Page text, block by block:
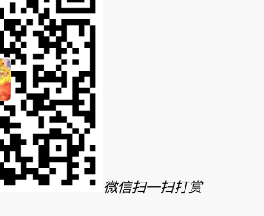
微信扫一扫打赏